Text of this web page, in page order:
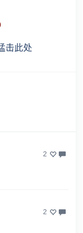
击此处
2
2